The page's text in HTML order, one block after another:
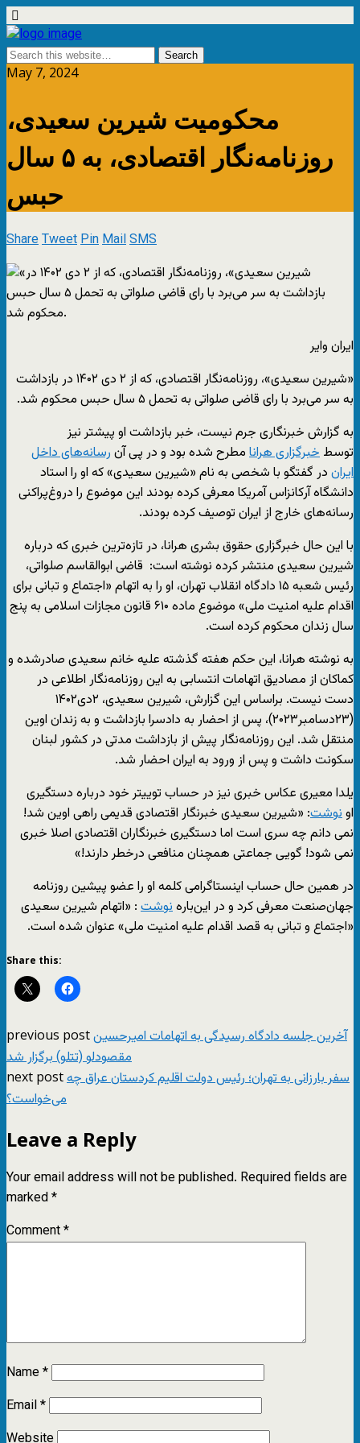
May 7, 2024
محکومیت شیرین سعیدی،
روزنامه‌نگار اقتصادی، به ۵ سال
حبس
ShareTweetPinMailSMS
ایران وایر
«شیرین سعیدی»، روزنامه‌نگار اقتصادی، که از ۲ دی ۱۴۰۲ در بازداشت
به سر می‌برد با رای قاضی صلواتی به تحمل ۵ سال حبس محکوم شد.
به گزارش خبرنگاری جرم نیست، خبر بازداشت او پیشتر نیز
توسط خبرگزاری هرانا مطرح شده بود و در پی آن رسانه‌های داخل
ایران در گفتگو با شخصی به نام «شیرین سعیدی» که او را استاد
دانشگاه آرکانزاس آمریکا معرفی کرده بودند این موضوع را دروغ‌پراکنی
رسانه‌های خارج از ایران توصیف کرده بودند.
با این حال خبرگزاری حقوق بشری هرانا، در تازه‌ترین خبری که درباره
شیرین سعیدی منتشر کرده نوشته است: قاضی ابوالقاسم صلواتی،
رئیس شعبه ۱۵ دادگاه انقلاب تهران، او را به اتهام «اجتماع و تبانی برای
اقدام علیه امنیت ملی» موضوع ماده ۶۱۰ قانون مجازات اسلامی به پنج
سال زندان محکوم کرده است.
به نوشته هرانا، این حکم هفته گذشته علیه خانم سعیدی صادرشده و
کماکان از مصادیق اتهامات انتسابی به این روزنامه‌نگار اطلاعی در
دست نیست. براساس این گزارش، شیرین سعیدی، ۲دی۱۴۰۲
(۲۳دسامبر۲۰۲۳)، پس از احضار به دادسرا بازداشت و به زندان اوین
منتقل شد. این روزنامه‌نگار پیش از بازداشت مدتی در کشور لبنان
سکونت داشت و پس از ورود به ایران احضار شد.
یلدا معیری عکاس خبری نیز در حساب توییتر خود درباره دستگیری
اونوشت: «‏شیرین سعیدی خبرنگار اقتصادی قدیمی راهی اوین شد!
نمی دانم چه سری است اما دستگیری خبرنگاران اقتصادی اصلا خبری
نمی شود! گویی جماعتی همچنان منافعی درخطر دارند!»
در همین حال حساب اینستاگرامی کلمه او را عضو پیشین روزنامه
جهان‌صنعت معرفی کرد و در این‌بارهنوشت : «اتهام شیرین سعیدی
«اجتماع و تبانی به قصد اقدام علیه امنیت ملی» عنوان شده است.
Share this:
previous postآخرین جلسه دادگاه رسیدگی به اتهامات امیرحسین
مقصودلو (تتلو) برگزار شد
next postسفر بارزانی به تهران؛ رئیس دولت اقلیم کردستان عراق چه
می‌خواست؟
Leave a Reply
Your email address will not be published. Required fields are
marked*
Comment*
Name*
Email*